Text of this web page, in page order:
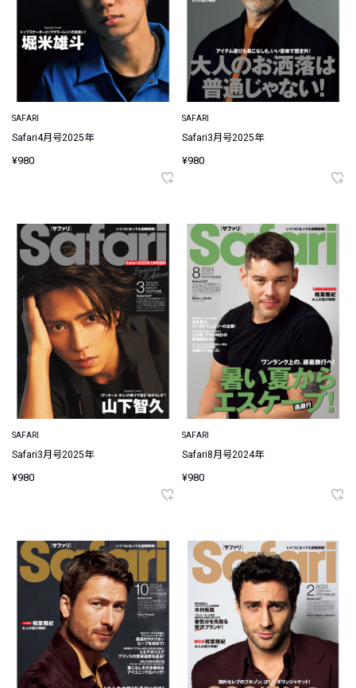
SAFARI
Safari4月号2025年
¥980
SAFARI
Safari3月号2025年
¥980
SAFARI
Safari3月号2025年
¥980
SAFARI
Safari8月号2024年
¥980